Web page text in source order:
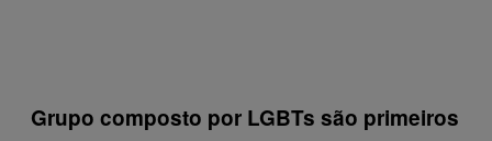
Grupo composto por LGBTs são primeiros